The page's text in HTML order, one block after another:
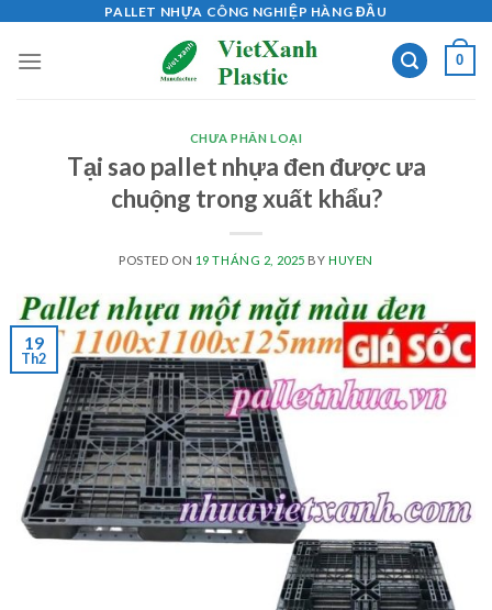
content
PALLET NHỰA CÔNG NGHIỆP HÀNG ĐẦU
0
CHƯA PHÂN LOẠI
Tại sao pallet nhựa đen được ưa
chuộng trong xuất khẩu?
POSTED ON 19 THÁNG 2, 2025 BY HUYEN
19
Th2